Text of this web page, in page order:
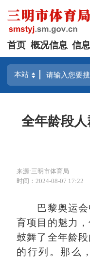
首页 概况信息 信
全年龄段
来源:三明市体育局
时间：2024-08-07 17:22
巴黎奥运会
育项目的魅力
鼓舞了全年龄
的行列。那么